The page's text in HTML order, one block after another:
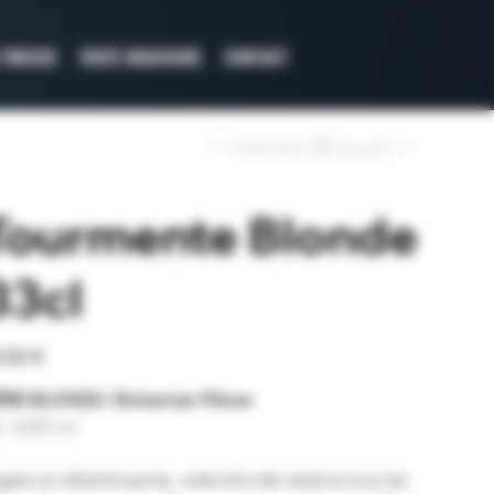
VISITE BRASSERIE CONTACT
Blonde
BLONDE / Bohemian Pilsner
et rafraîchissante, cette blonde séduira tous les